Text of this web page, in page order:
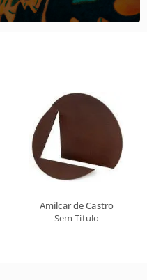
Mecano-Iconográfica no. 328,
Amilcar de Castro
Sem Titulo